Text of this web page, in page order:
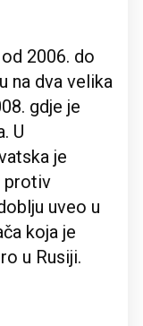
2006. do
na dva velika
gdje je
U
je
protiv
uveo u
koja je
u Rusiji.